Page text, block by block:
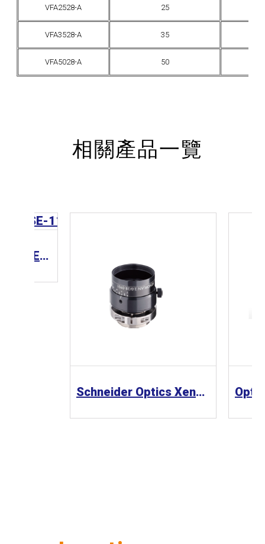
VFA2528-A 25
VFA3528-A 35
VFA5028-A 50
相關產品一覽
CCS Lens 工業鏡頭 SE-110-M Series
Schneider Optics Xenoplan 1.3” 工業鏡頭